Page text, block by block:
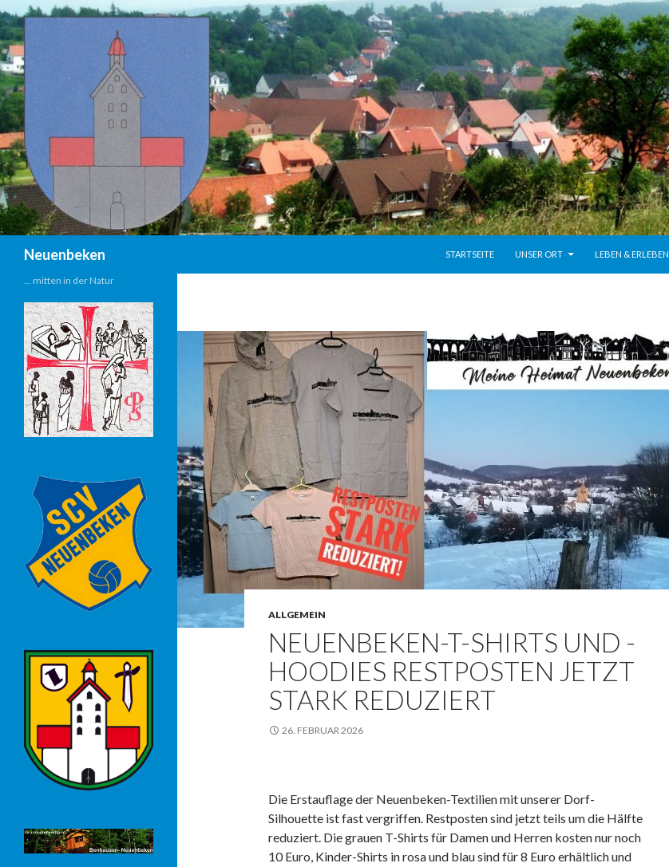
Neuenbeken
STARTSEITE
UNSER ORT LEBEN & ERLEBEN
ALLGEMEIN
NEUENBEKEN-T-SHIRTS UND -
HOODIES RESTPOSTEN JETZT
STARK REDUZIERT
26. FEBRUAR 2026
Die Erstauflage der Neuenbeken-Textilien mit unserer Dorf-
Silhouette ist fast vergriffen. Restposten sind jetzt teils um die Hälfte
reduziert. Die grauen T-Shirts für Damen und Herren kosten nur noch
10 Euro, Kinder-Shirts in rosa und blau sind für 8 Euro erhältlich und
… mitten in der Natur